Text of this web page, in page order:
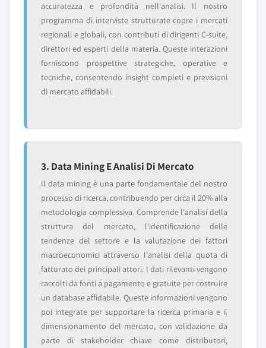
accuratezza e profondità nell'analisi. Il nostro
programma di interviste strutturate copre i mercati
regionali e globali, con contributi di dirigenti C-suite,
direttori ed esperti della materia. Queste interazioni
forniscono prospettive strategiche, operative e
tecniche, consentendo insight completi e previsioni
di mercato affidabili.
3. Data Mining E Analisi Di Mercato
Il data mining è una parte fondamentale del nostro
processo di ricerca, contribuendo per circa il 20% alla
metodologia complessiva. Comprende l'analisi della
struttura del mercato, l'identificazione delle
tendenze del settore e la valutazione dei fattori
macroeconomici attraverso l'analisi della quota di
fatturato dei principali attori. I dati rilevanti vengono
raccolti da fonti a pagamento e gratuite per costruire
un database affidabile. Queste informazioni vengono
poi integrate per supportare la ricerca primaria e il
dimensionamento del mercato, con validazione da
parte di stakeholder chiave come distributori,